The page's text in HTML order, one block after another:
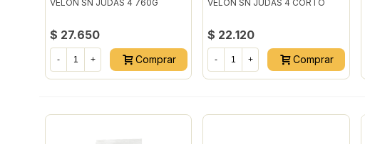
VELON SN JUDAS 4 760G
$ 27.650
- + Comprar
VELON SN JUDAS 4 CORTO
$ 22.120
- + Comprar